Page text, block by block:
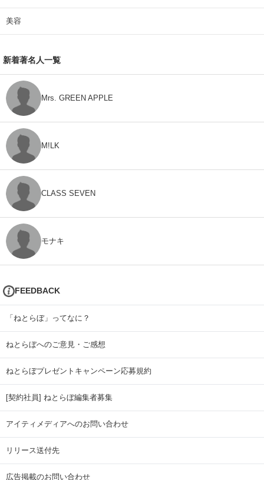
美容
新着著名人一覧
Mrs. GREEN APPLE
M!LK
CLASS SEVEN
モナキ
FEEDBACK
「ねとらぼ」ってなに？
ねとらぼへのご意見・ご感想
ねとらぼプレゼントキャンペーン応募規約
[契約社員] ねとらぼ編集者募集
アイティメディアへのお問い合わせ
リリース送付先
広告掲載のお問い合わせ